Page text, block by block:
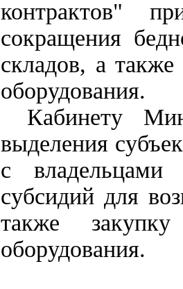
контрактов"
сокращения
складов, а
оборудования.
Кабинету
выделения
с владельцами
субсидий для
также
оборудования.